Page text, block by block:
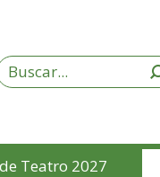
Teatro 2027